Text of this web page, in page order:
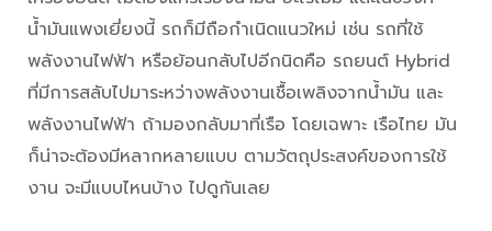
น้ำมันแพงเยี่ยงนี้ รถก็มีถือกำเนิดแนวใหม่ เช่น รถที่ใช้
พลังงานไฟฟ้า หรือย้อนกลับไปอีกนิดคือ รถยนต์ Hybrid
ที่มีการสลับไปมาระหว่างพลังงานเชื้อเพลิงจากน้ำมัน และ
พลังงานไฟฟ้า ถ้ามองกลับมาที่เรือ โดยเฉพาะ เรือไทย มัน
ก็น่าจะต้องมีหลากหลายแบบ ตามวัตถุประสงค์ของการใช้
งาน จะมีแบบไหนบ้าง ไปดูกันเลย